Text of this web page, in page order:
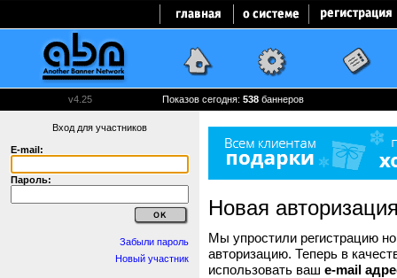
v4.25 Показов сегодня: 538 баннеров
Вход для участников
E-mail:
Пароль:
Забыли пароль
Новый участник
Новая
Мы упростили регистрацию
авторизацию. Теперь в
использовать ваш e-mail